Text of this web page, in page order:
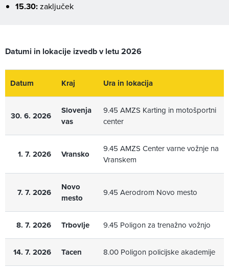
15.30:zaključek
Datumi in lokacije izvedb v letu 2026
Datum Kraj Ura in lokacija
30. 6. 2026
Slovenja
vas
9.45 AMZS Karting in motošportni
center
1. 7. 2026 Vransko
9.45 AMZS Center varne vožnje na
Vranskem
7. 7. 2026
Novo
mesto
9.45 Aerodrom Novo mesto
8. 7. 2026 Trbovlje 9.45 Poligon za trenažno vožnjo
14. 7. 2026 Tacen 8.00 Poligon policijske akademije